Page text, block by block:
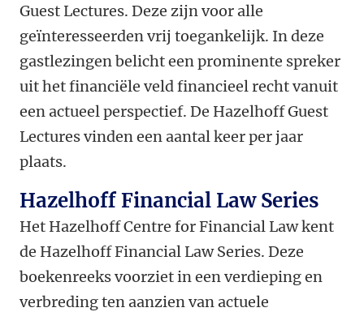
Guest Lectures. Deze zijn voor alle
geïnteresseerden vrij toegankelijk. In deze
gastlezingen belicht een prominente spreker
uit het financiële veld financieel recht vanuit
een actueel perspectief. De Hazelhoff Guest
Lectures vinden een aantal keer per jaar
plaats.
Hazelhoff Financial Law Series
Het Hazelhoff Centre for Financial Law kent
de Hazelhoff Financial Law Series. Deze
boekenreeks voorziet in een verdieping en
verbreding ten aanzien van actuele